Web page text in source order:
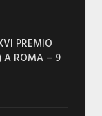
PREMIO
A ROMA – 9